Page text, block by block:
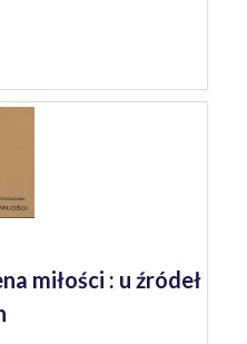
miłości : u źródeł